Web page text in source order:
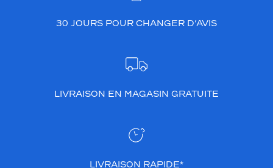
30 JOURS POUR CHANGER D’AVIS
LIVRAISON EN MAGASIN GRATUITE
LIVRAISON RAPIDE*